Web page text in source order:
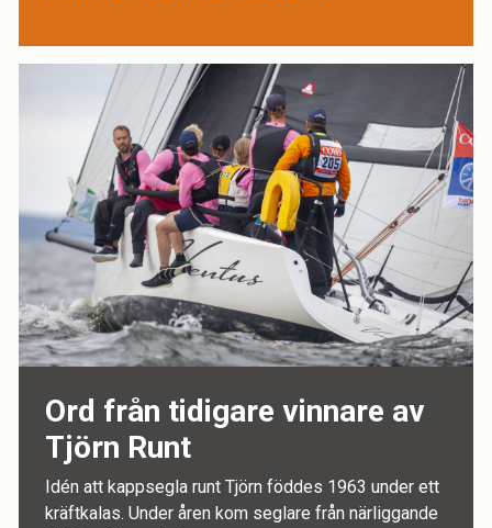
Ord från tidigare vinnare av
Tjörn Runt
Idén att kappsegla runt Tjörn föddes 1963 under ett
kräftkalas. Under åren kom seglare från närliggande